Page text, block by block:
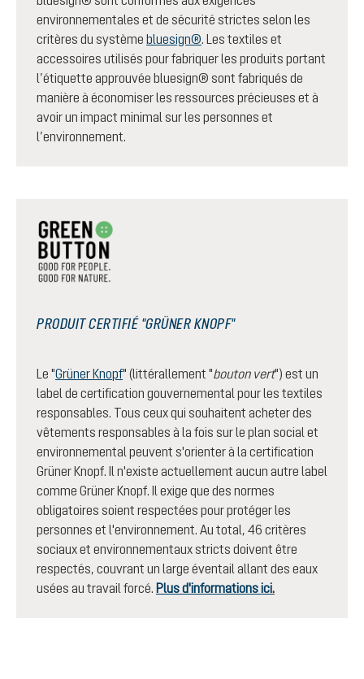
environnementales et de sécurité strictes selon les
critères du système bluesign®. Les textiles et
accessoires utilisés pour fabriquer les produits portant
l’étiquette approuvée bluesign® sont fabriqués de
manière à économiser les ressources précieuses et à
avoir un impact minimal sur les personnes et
l’environnement.
PRODUIT CERTIFIÉ "GRÜNER KNOPF"
Le "Grüner Knopf" (littérallement "bouton vert") est un
label de certification gouvernemental pour les textiles
responsables. Tous ceux qui souhaitent acheter des
vêtements responsables à la fois sur le plan social et
environnemental peuvent s'orienter à la certification
Grüner Knopf. Il n'existe actuellement aucun autre label
comme Grüner Knopf. Il exige que des normes
obligatoires soient respectées pour protéger les
personnes et l'environnement. Au total, 46 critères
sociaux et environnementaux stricts doivent être
respectés, couvrant un large éventail allant des eaux
usées au travail forcé. Plus d'informations ici.